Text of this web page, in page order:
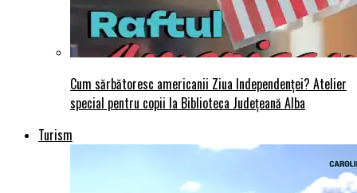
Cum sărbătoresc americanii Ziua Independenței? Atelier
special pentru copii la Biblioteca Județeană Alba
Turism